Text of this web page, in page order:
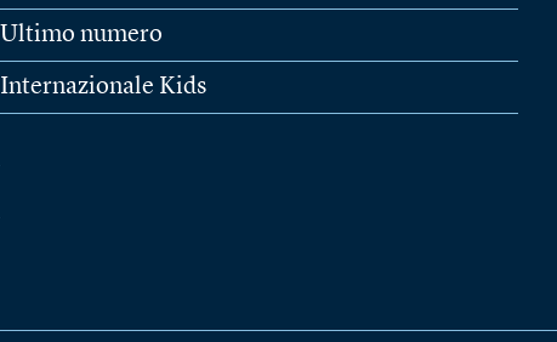
Ultimo numero
Internazionale Kids